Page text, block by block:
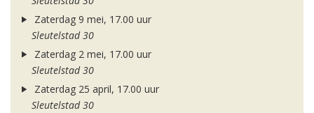
Zaterdag 9 mei, 17.00 uur
Sleutelstad 30
Zaterdag 2 mei, 17.00 uur
Sleutelstad 30
Zaterdag 25 april, 17.00 uur
Sleutelstad 30